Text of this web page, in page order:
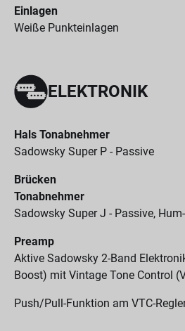
Einlagen
Weiße Punkteinlagen
ELEKTRONIK
Hals Tonabnehmer
Sadowsky Super P - Passive
Brücken
Tonabnehmer
Sadowsky Super J - Passive,
Preamp
Aktive Sadowsky 2-Band
Boost) mit Vintage Tone Control
Push/Pull-Funktion am VTC-